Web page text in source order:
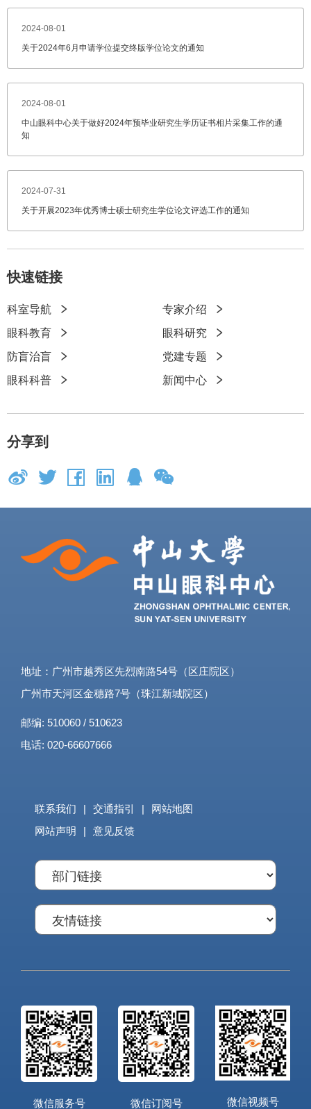
2024-08-01
关于2024年6月申请学位提交终版学位论文的通知
2024-08-01
中山眼科中心关于做好2024年预毕业研究生学历证书相片采集工作的通
知
2024-07-31
关于开展2023年优秀博士硕士研究生学位论文评选工作的通知
快速链接
快
速
链
科室导航
专家介绍
眼科教育
眼科研究
防盲治盲
党建专题
眼科科普
新闻中心
分享到
地址：广州市越秀区先烈南路54号（区庄院区）
广州市天河区金穗路7号（珠江新城院区）
邮编: 510060 / 510623
电话: 020-66607666
联系我们 | 交通指引 |
网站地图
网站声明
| 意见反馈
微信服务号 微信订阅号 微信视频号